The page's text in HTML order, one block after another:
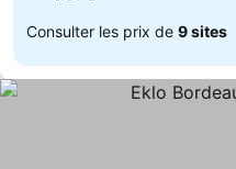
Consulter les prix de 9 sites